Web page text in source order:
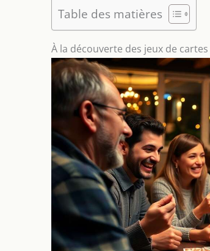
Table des matières
À la découverte des jeux de